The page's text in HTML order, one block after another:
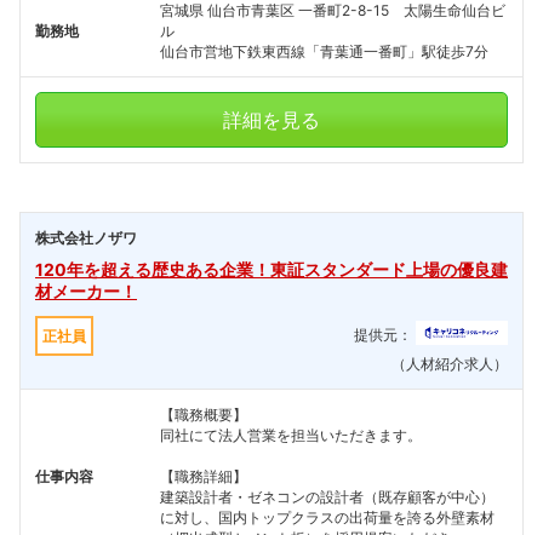
勤務地
宮城県 仙台市青葉区 一番町2-8-15 太陽生命仙台ビ
ル
仙台市営地下鉄東西線「青葉通一番町」駅徒歩7分
詳細を見る
株式会社ノザワ
120年を超える歴史ある企業！東証スタンダード上場の優良建
材メーカー！
正社員
提供元：
（人材紹介求人）
仕事内容
【職務概要】
同社にて法人営業を担当いただきます。
【職務詳細】
建築設計者・ゼネコンの設計者（既存顧客が中心）
に対し、国内トップクラスの出荷量を誇る外壁素材